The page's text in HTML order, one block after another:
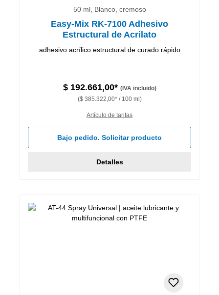
50 ml, Blanco, cremoso
Easy-Mix RK-7100 Adhesivo
Estructural de Acrilato
adhesivo acrílico estructural de curado rápido
$ 192.661,00* (IVA incluido)
($ 385.322,00* / 100 ml)
Artículo de tarifas
Bajo pedido. Solicitar producto
Detalles